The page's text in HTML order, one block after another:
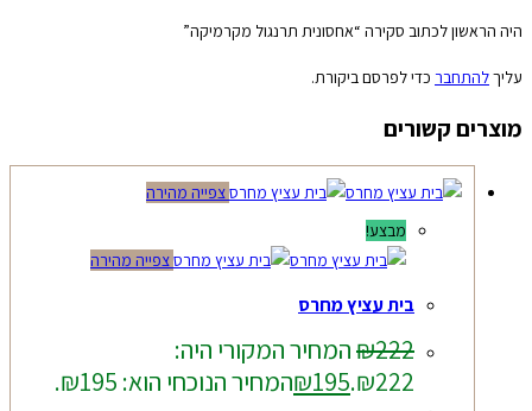
היה הראשון לכתוב סקירה “אחסונית תרנגול מקרמיקה”
עליךלהתחבר כדי לפרסם ביקורת.
מוצרים קשורים
צפייה מהירה
מבצע!
צפייה מהירה
בית עציץ מחרס
₪222
המחיר המקורי היה:
₪222.
₪195 המחיר הנוכחי הוא: ₪195.